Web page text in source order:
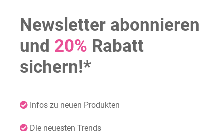
Newsletter abonnieren
und 20% Rabatt
sichern!*
Infos zu neuen Produkten
Die neuesten Trends